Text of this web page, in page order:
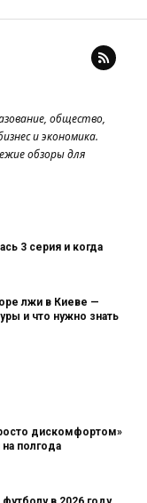
общество,
и экономика.
обзоры для
3 серия и когда
лжи в Киеве —
и что нужно знать
дискомфортом»
полгода